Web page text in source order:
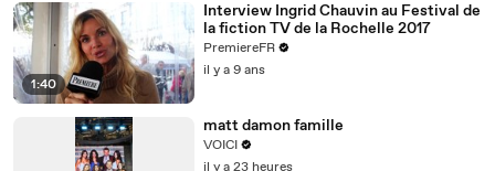
1:40
Interview Ingrid Chauvin au Festival de
la fiction TV de la Rochelle 2017
PremiereFR
il y a 9 ans
matt damon famille
VOICI